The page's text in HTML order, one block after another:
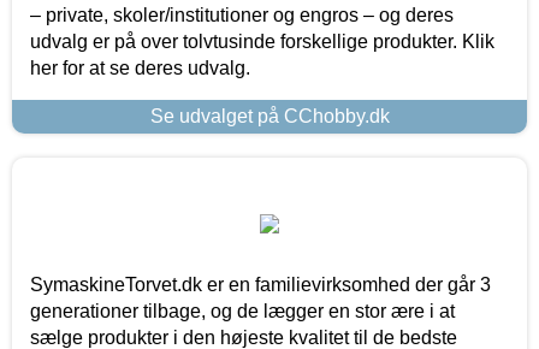
– private, skoler/institutioner og engros – og deres
udvalg er på over tolvtusinde forskellige produkter. Klik
her for at se deres udvalg.
Se udvalget på CChobby.dk
SymaskineTorvet.dk er en familievirksomhed der går 3
generationer tilbage, og de lægger en stor ære i at
sælge produkter i den højeste kvalitet til de bedste